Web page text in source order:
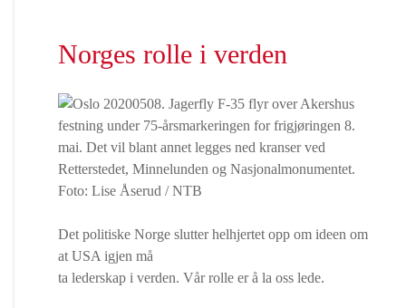
Norges rolle i verden
Det politiske Norge slutter helhjertet opp om ideen om
at USA igjen må
ta lederskap i verden. Vår rolle er å la oss lede.